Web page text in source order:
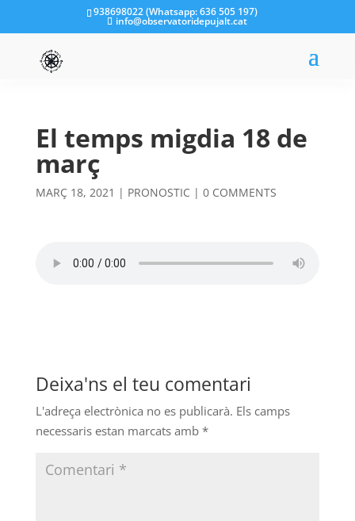
938698022 (Whatsapp: 636 505 197)
info@observatoridepujalt.cat
El temps migdia 18 de
març
MARÇ 18, 2021 | PRONOSTIC | 0 COMMENTS
Deixa'ns el teu comentari
L'adreça electrònica no es publicarà. Els camps
necessaris estan marcats amb *